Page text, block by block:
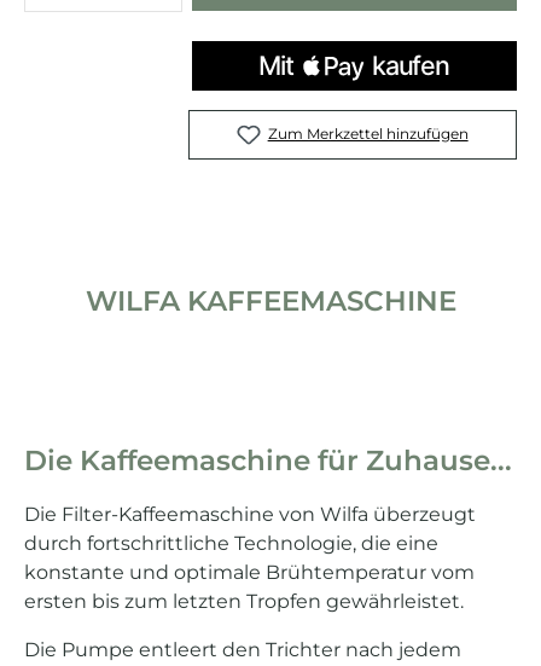
Zum Merkzettel hinzufügen
WILFA KAFFEEMASCHINE
Die Kaffeemaschine für Zuhause...
Die Filter-Kaffeemaschine von Wilfa überzeugt
durch fortschrittliche Technologie, die eine
konstante und optimale Brühtemperatur vom
ersten bis zum letzten Tropfen gewährleistet.
Die Pumpe entleert den Trichter nach jedem